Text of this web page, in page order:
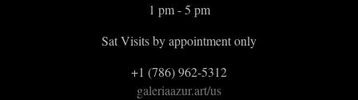
1 pm - 5 pm
Sat Visits by appointment only
+1 (786) 962-5312
galeriaazur.art/us